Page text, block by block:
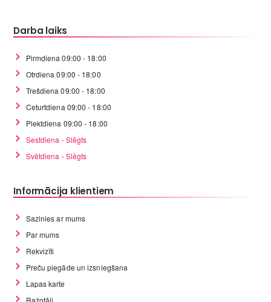
Darba laiks
Pirmdiena 09:00 - 18:00
Otrdiena 09:00 - 18:00
Trešdiena 09:00 - 18:00
Ceturtdiena 09:00 - 18:00
Piektdiena 09:00 - 18:00
Sestdiena - Slēgts
Svētdiena - Slēgts
Informācija klientiem
Sazinies ar mums
Par mums
Rekvizīti
Preču piegāde un izsniegšana
Lapas karte
Ražotāji